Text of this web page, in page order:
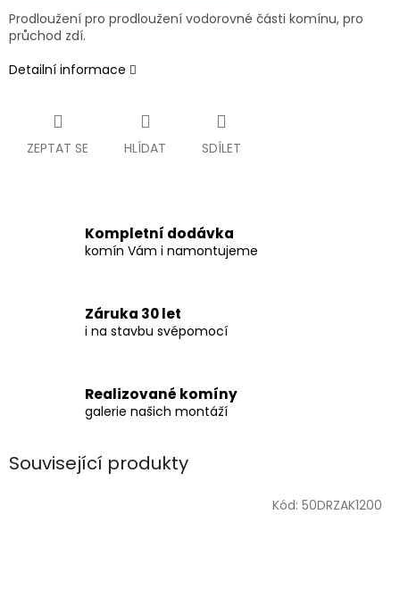
Prodloužení pro prodloužení vodorovné části komínu, pro
průchod zdí.
Detailní informace
ZEPTAT SE HLÍDAT SDÍLET
Kompletní dodávka
komín Vám i namontujeme
Záruka 30 let
i na stavbu svépomocí
Realizované komíny
galerie našich montáží
Související produkty
Kód: 50DRZAK1200